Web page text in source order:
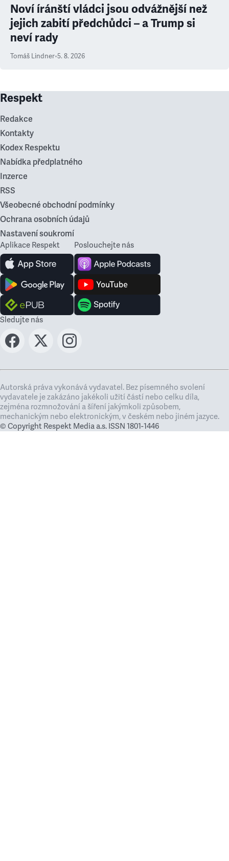
Noví íránští vládci jsou odvážnější než
jejich zabití předchůdci – a Trump si
neví rady
Tomáš Lindner•5. 8. 2026
Respekt
Redakce
Kontakty
Kodex Respektu
Nabídka předplatného
Inzerce
RSS
Všeobecné obchodní podmínky
Ochrana osobních údajů
Nastavení soukromí
Aplikace Respekt Poslouchejte nás
Sledujte nás
Autorská práva vykonává vydavatel. Bez písemného svolení
vydavatele je zakázáno jakékoli užití částí nebo celku díla,
zejména rozmnožování a šíření jakýmkoli způsobem,
mechanickým nebo elektronickým, v českém nebo jiném jazyce.
© Copyright Respekt Media a.s. ISSN 1801-1446